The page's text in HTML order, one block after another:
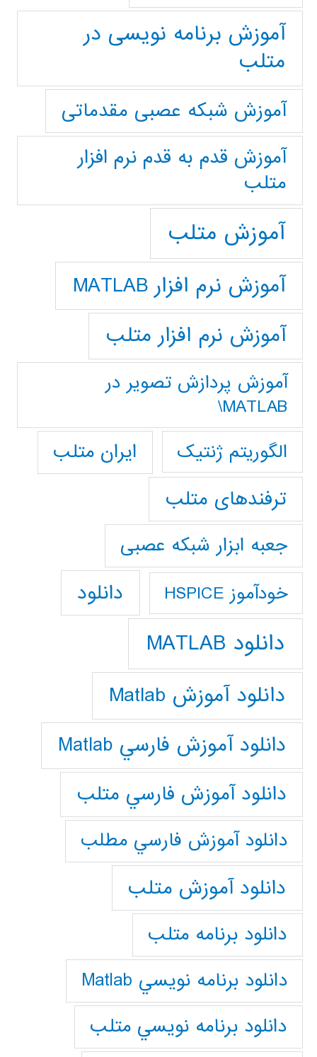
آموزش برنامه نویسی در
متلب
آموزش شبکه عصبی مقدماتی
آموزش قدم به قدم نرم افزار
متلب
آموزش متلب
آموزش نرم افزار MATLAB
آموزش نرم افزار متلب
آموزش پردازش تصوير در
MATLAB\
الگوریتم ژنتیک
ایران متلب
ترفندهای متلب
جعبه ابزار شبکه عصبی
خودآموز HSPICE دانلود
دانلود MATLAB
دانلود آموزش Matlab
دانلود آموزش فارسي Matlab
دانلود آموزش فارسي متلب
دانلود آموزش فارسي مطلب
دانلود آموزش متلب
دانلود برنامه متلب
دانلود برنامه نويسي Matlab
دانلود برنامه نويسي متلب